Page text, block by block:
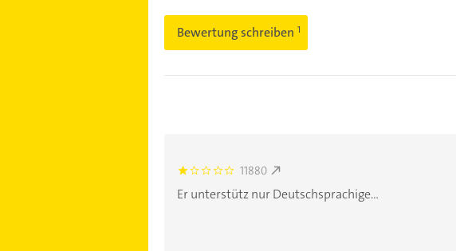
Bewertung schreiben
1.0 11880
Er unterstütz nur Deutschsprachige...